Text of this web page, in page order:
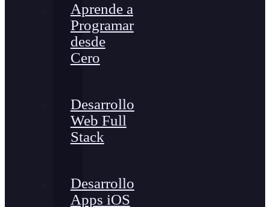
Aprende a
Programar
desde
Cero
Desarrollo
Web Full
Stack
Desarrollo
Apps iOS